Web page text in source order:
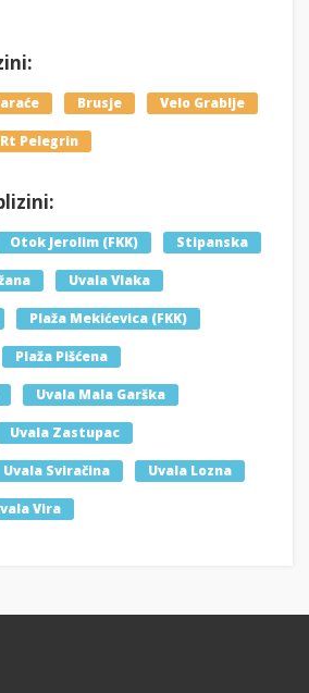
Brusje Velo Grablje
Rt Pelegrin
Otok Jerolim (FKK) Stipanska
Uvala Vlaka
Plaža Mekićevica (FKK)
Plaža Pišćena
Uvala Mala Garška
Uvala Zastupac
Uvala Sviračina Uvala Lozna
Vira